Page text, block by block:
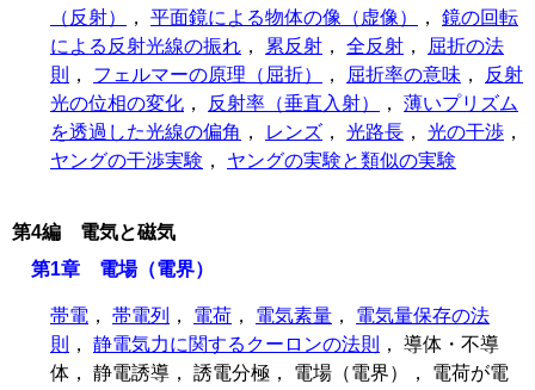
（反射）
， 平面鏡による物体の像（虚像） ， 鏡の回転
による反射光線の振れ ， 累反射 ， 全反射 ，
屈折の法
則
， フェルマーの原理（屈折） ， 屈折率の意味 ，
反射
光の位相の変化 ， 反射率（垂直入射） ， 薄いプリズム
を透過した光線の偏角 ， レンズ ， 光路長 ， 光の干渉 ，
ヤングの干渉実験 ， ヤングの実験と類似の実験
第4編 電気と磁気
第1章 電場（電界）
帯電 ， 帯電列 ， 電荷 ， 電気素量 ， 電気量保存の法
則
， 静電気力に関するクーロンの法則
， 導体・不導
体， 静電誘導， 誘電分極， 電場（電界）， 電荷が電